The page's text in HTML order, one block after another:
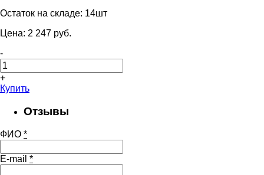
Остаток на складе: 14шт
Цена: 2 247 pуб.
-
+
Купить
Отзывы
ФИО *
E-mail *